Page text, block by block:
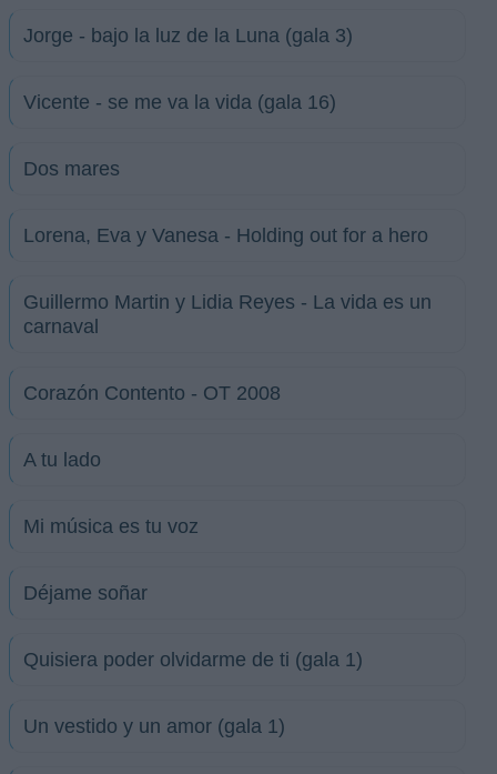
Jorge - bajo la luz de la Luna (gala 3)
Vicente - se me va la vida (gala 16)
Dos mares
Lorena, Eva y Vanesa - Holding out for a hero
Guillermo Martin y Lidia Reyes - La vida es un
carnaval
Corazón Contento - OT 2008
A tu lado
Mi música es tu voz
Déjame soñar
Quisiera poder olvidarme de ti (gala 1)
Un vestido y un amor (gala 1)